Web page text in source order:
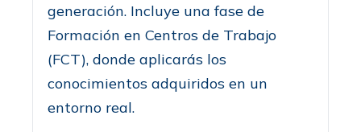
generación. Incluye una fase de
Formación en Centros de Trabajo
(FCT), donde aplicarás los
conocimientos adquiridos en un
entorno real.